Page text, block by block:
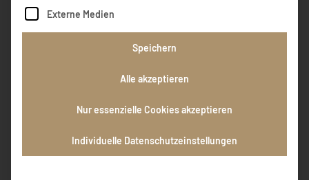
Das Leben endet- die Liebe nicht. Letzte
liebe Grüße!
Externe Medien
Speichern
Alle akzeptieren
Nur essenzielle Cookies akzeptieren
Individuelle Datenschutzeinstellungen